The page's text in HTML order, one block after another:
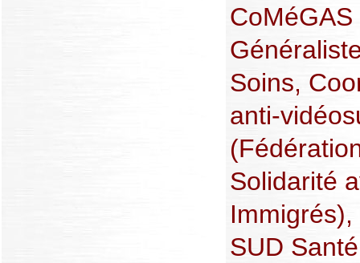
Soins,
anti-
Solidarité
SUD